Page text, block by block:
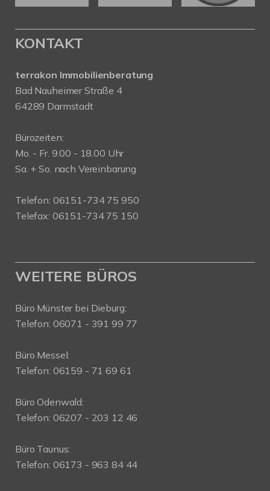
KONTAKT
terrakon Immobilienberatung
Bad Nauheimer Straße 4
64289 Darmstadt
Bürozeiten:
Mo. - Fr. 9.00 - 18.00 Uhr
Sa. + So. nach Vereinbarung
Telefon: 06151-734 75 950
Telefax: 06151-734 75 150
WEITERE BÜROS
Büro Münster bei Dieburg:
Telefon: 06071 - 391 99 77
Büro Messel:
Telefon: 06159 - 71 69 61
Büro Odenwald:
Telefon: 06207 - 203 12 46
Büro Taunus:
Telefon: 06173 - 963 84 44